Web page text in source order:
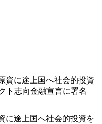
に途上国へ社会的投資を